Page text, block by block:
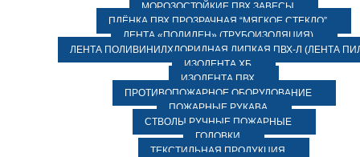
МОРОЗОСТОЙКИЕ ПВХ ЗАВЕСЫ
ПЛЁНКА ПВХ ПРОЗРАЧНАЯ “МЯГКОЕ СТЕКЛО”
ЛЕНТА «ПОЛИЛЕН» (ТРУБОИЗОЛЯЦИЯ)
ЛЕНТА ПОЛИВИНИЛХЛОРИДНАЯ ЛИПКАЯ ПВХ-Л (ЛЕНТА
ИЗОЛЕНТА ХБ
ИЗОЛЕНТА ПВХ
ПРОТИВОПОЖАРНОЕ ОБОРУДОВАНИЕ
ПОЖАРНЫЕ РУКАВА
СТВОЛЫ РУЧНЫЕ ПОЖАРНЫЕ
ГОЛОВКИ
ТЕКСТИЛЬНАЯ ПРОДУКЦИЯ